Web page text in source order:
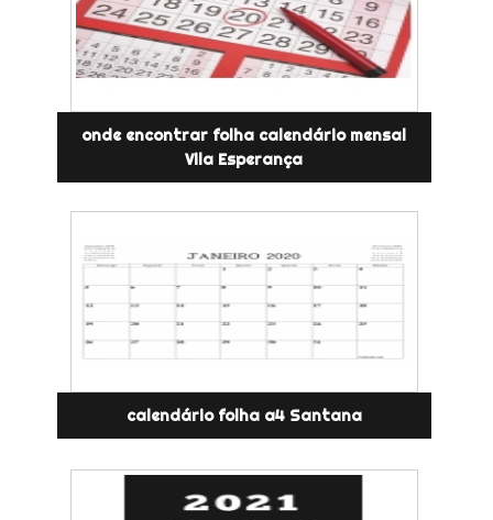
onde encontrar folha calendário mensal
Vila Esperança
calendário folha a4 Santana